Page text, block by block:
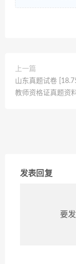
上一篇
山东真题试卷
教师资格证真题资
发表回复
要